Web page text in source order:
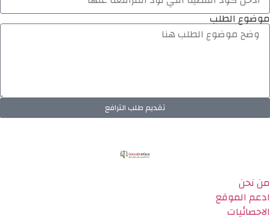
موضوع الطلب
تقديم طلب الترافع
من نحن
ادعم الموقع
الاحصائيات